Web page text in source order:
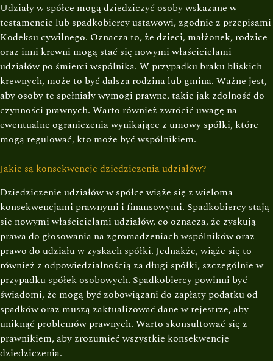
Udziały w spółce mogą dziedziczyć osoby wskazane w
testamencie lub spadkobiercy ustawowi, zgodnie z przepisami
Kodeksu cywilnego. Oznacza to, że dzieci, małżonek, rodzice
oraz inni krewni mogą stać się nowymi właścicielami
udziałów po śmierci wspólnika. W przypadku braku bliskich
krewnych, może to być dalsza rodzina lub gmina. Ważne jest,
aby osoby te spełniały wymogi prawne, takie jak zdolność do
czynności prawnych. Warto również zwrócić uwagę na
ewentualne ograniczenia wynikające z umowy spółki, które
mogą regulować, kto może być wspólnikiem.
Jakie są konsekwencje dziedziczenia udziałów?
Dziedziczenie udziałów w spółce wiąże się z wieloma
konsekwencjami prawnymi i finansowymi. Spadkobiercy stają
się nowymi właścicielami udziałów, co oznacza, że zyskują
prawa do głosowania na zgromadzeniach wspólników oraz
prawo do udziału w zyskach spółki. Jednakże, wiąże się to
również z odpowiedzialnością za długi spółki, szczególnie w
przypadku spółek osobowych. Spadkobiercy powinni być
świadomi, że mogą być zobowiązani do zapłaty podatku od
spadków oraz muszą zaktualizować dane w rejestrze, aby
uniknąć problemów prawnych. Warto skonsultować się z
prawnikiem, aby zrozumieć wszystkie konsekwencje
dziedziczenia.